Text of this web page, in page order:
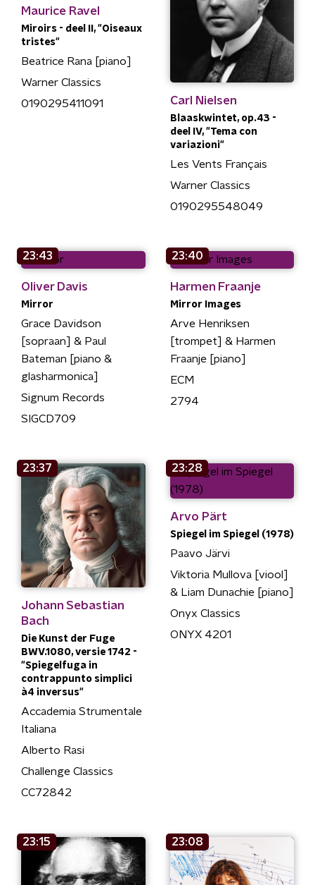
Maurice Ravel
Miroirs - deel II, "Oiseaux
tristes"
Beatrice Rana [piano]
Warner Classics
0190295411091
Carl Nielsen
Blaaskwintet, op.43 -
deel IV, "Tema con
variazioni"
Les Vents Français
Warner Classics
0190295548049
23:43
Oliver Davis
Mirror
Grace Davidson
[sopraan] & Paul
Bateman [piano &
glasharmonica]
Signum Records
SIGCD709
23:40
Harmen Fraanje
Mirror Images
Arve Henriksen
[trompet] & Harmen
Fraanje [piano]
ECM
2794
23:37
Johann Sebastian
Bach
Die Kunst der Fuge
BWV.1080, versie 1742 -
"Spiegelfuga in
contrappunto simplici
à4 inversus"
Accademia Strumentale
Italiana
Alberto Rasi
Challenge Classics
CC72842
23:28
Arvo Pärt
Spiegel im Spiegel (1978)
Paavo Järvi
Viktoria Mullova [viool]
& Liam Dunachie [piano]
Onyx Classics
ONYX 4201
23:15 23:08